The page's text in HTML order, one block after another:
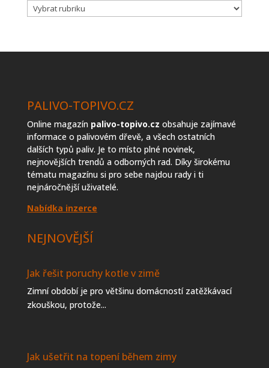
Lakality
prodejců
PALIVO-TOPIVO.CZ
Online magazín palivo-topivo.cz obsahuje zajímavé
informace o palivovém dřevě, a všech ostatních
dalších typů paliv. Je to místo plné novinek,
nejnovějších trendů a odborných rad. Díky širokému
tématu magazínu si pro sebe najdou rady i ti
nejnáročnější uživatelé.
Nabídka inzerce
NEJNOVĚJŠÍ
Jak řešit poruchy kotle v zimě
Zimní období je pro většinu domácností zatěžkávací
zkouškou, protože...
Jak ušetřit na topení během zimy